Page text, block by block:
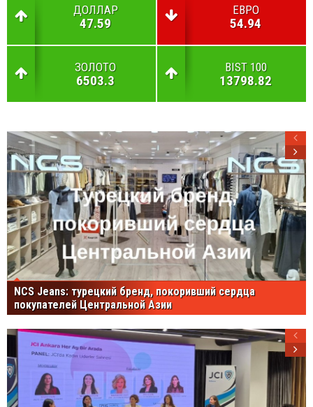
ДОЛЛАР
47.59
ЕВРО
54.94
ЗОЛОТО
6503.3
BIST 100
13798.82
NCS Jeans: турецкий бренд, покоривший сердца
покупателей Центральной Азии